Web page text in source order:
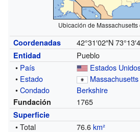
Ubicación de Massachusetts
Coordenadas 42°31′02″N
Entidad
Pueblo
• País
Estados
• Estado
Massachusetts
•Condado Berkshire
Fundación 1765
Superficie
• Total 76.6km²